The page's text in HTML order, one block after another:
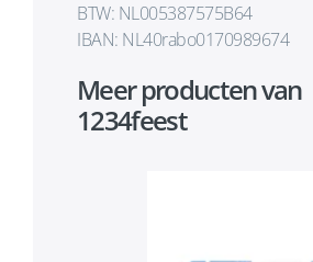
BTW: NL005387575B64
IBAN: NL40rabo0170989674
Meer producten van
1234feest